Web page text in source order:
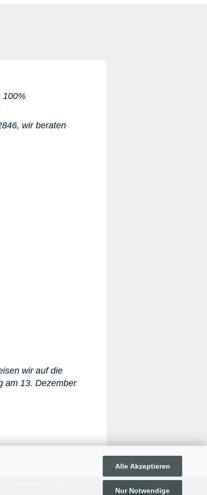
Alle Akzeptieren
Nur Notwendige
100%
, wir beraten
wir auf die
am 13. Dezember